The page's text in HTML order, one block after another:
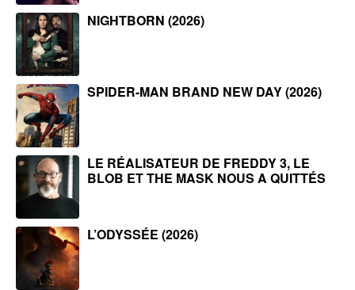
NIGHTBORN (2026)
SPIDER-MAN BRAND NEW DAY (2026)
LE RÉALISATEUR DE FREDDY 3, LE
BLOB ET THE MASK NOUS A QUITTÉS
L’ODYSSÉE (2026)